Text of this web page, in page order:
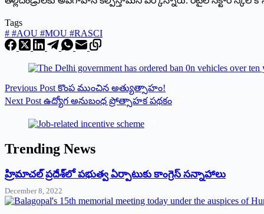
Tags
# #AOU #MOU #RASCI
Previous Post కొంప ముంచిన అత్యుత్సాహం!
Next Post ఉద్యోగ అనుబంధ ప్రోత్సాహక పథకం
Trending News
‌హ్రిమాచల్‌ ‌ప్రదేశ్‌లో పభుత్వ ఏర్పాటుకు కాంగ్రెస్‌ ‌సన్నాహాలు
December 8, 2022